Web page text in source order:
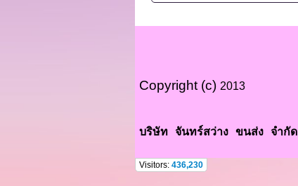
Copyright (c) 2013
บริษัท จันทร์สว่าง ขนส่ง จำกัด
Visitors: 436,230